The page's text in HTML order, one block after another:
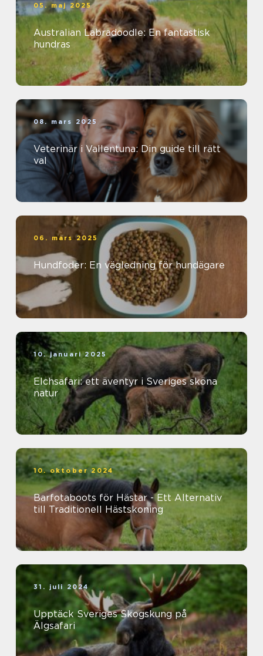
05. maj 2025
Australian Labradoodle: En fantastisk
hundras
08. mars 2025
Veterinär i Vallentuna: Din guide till rätt
val
06. mars 2025
Hundfoder: En vägledning för hundägare
10. januari 2025
Elchsafari: ett äventyr i Sveriges sköna
natur
10. oktober 2024
Barfotaboots för Hästar - Ett Alternativ
till Traditionell Hästskoning
31. juli 2024
Upptäck Sveriges Skogskung på
Älgsafari